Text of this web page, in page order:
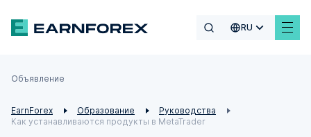
RU
Объявление
EarnForex Образование
Руководства
Как устанавливаются продукты в MetaTrader